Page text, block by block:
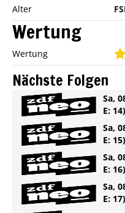
Alter
Wertung
Wertung
Nächste Folgen
Sa,
E: 14)
Sa,
E: 15)
Sa,
E: 16)
Sa,
E: 17)